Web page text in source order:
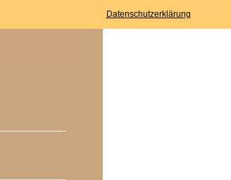
Datenschutzerklärung